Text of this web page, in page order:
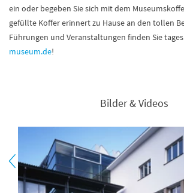
ein oder begeben Sie sich mit dem
gefüllte Koffer erinnert zu Hause an den tollen
Führungen und Veranstaltungen finden Sie
museum.de!
Bilder & Videos